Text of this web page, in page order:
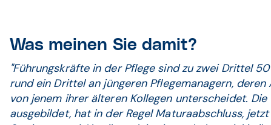
Was meinen Sie damit?
"Führungskräfte in der Pflege sind zu zwei Drittel
rund ein Drittel an jüngeren Pflegemanagern,
von jenem ihrer älteren Kollegen unterscheidet.
ausgebildet, hat in der Regel Maturaabschluss,